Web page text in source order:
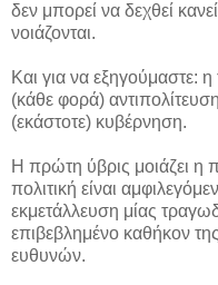
δεν μπορεί να δεχθεί
νοιάζονται.
Και για να εξηγούμαστε:
(κάθε φορά)
(εκάστοτε) κυβέρνηση.
Η πρώτη ύβρις μοιάζει η
πολιτική είναι
εκμετάλλευση μίας
επιβεβλημένο καθήκον
ευθυνών.